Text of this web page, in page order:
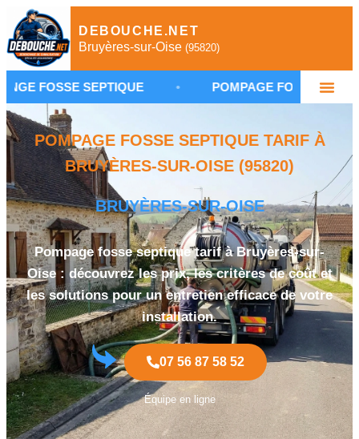
DEBOUCHE.NET
Bruyères-sur-Oise (95820)
SEPTIQUE • POMPAGE FOSSE BRUYÈRES-SUR-
POMPAGE FOSSE SEPTIQUE TARIF À
BRUYÈRES-SUR-OISE (95820)
BRUYÈRES-SUR-OISE
Pompage fosse septique tarif à Bruyères-sur-
Oise : découvrez les prix, les critères de coût et
les solutions pour un entretien efficace de votre
installation.
07 56 87 58 52
Équipe en ligne